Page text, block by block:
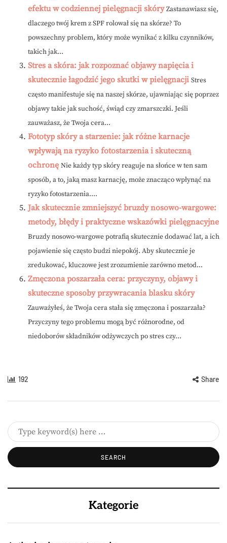
efektu w codziennej pielęgnacji skóry Zastanawiasz się,
dlaczego twój krem z SPF rolował się na skórze? To
powszechny problem, który może wynikać z kilku czynników,
takich jak...
Stres a skóra: jak rozpoznać objawy napięcia i
skutecznie łagodzić jego skutki w pielęgnacji Stres
często manifestuje się na naszej skórze, ujawniając się poprzez
objawy takie jak suchość, świąd czy zmarszczki. Jeśli
zauważasz, że Twoja cera...
Fototyp skóry a starzenie: jak różne karnacje
wpływają na ryzyko fotostarzenia i skuteczną
ochronę Nie każdy typ skóry reaguje na słońce w ten sam
sposób, a to, jaką masz karnację, może znacząco wpłynąć na
ryzyko fotostarzenia....
Jak skutecznie zmniejszyć bruzdy nosowo-wargowe:
metody, błędy i praktyczne wskazówki pielęgnacyjne
Bruzdy nosowo-wargowe potrafią skutecznie dodawać lat, a ich
pojawienie się często budzi niepokój. Aby skutecznie je
zredukować, kluczowe jest zrozumienie zarówno metod...
Zmęczona poszarzała cera: przyczyny, objawy i
skuteczne sposoby przywracania blasku skóry
Zauważyłeś, że Twoja cera stała się zmęczona i poszarzała?
Przyczyny tego problemu mogą być różnorodne, od
niedoborów składników odżywczych po stres czy...
192 Share
Kategorie